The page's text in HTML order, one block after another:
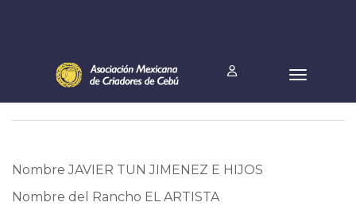
Nombre JAVIER TUN JIMENEZ E HIJOS
Nombre del Rancho EL ARTISTA